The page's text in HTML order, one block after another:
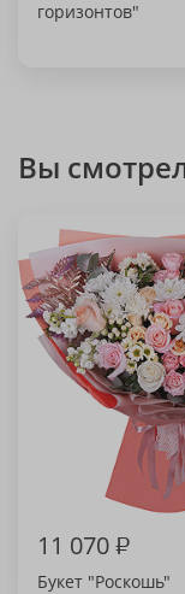
горизонтов"
Вы
11 070₽
Букет "Роскошь"